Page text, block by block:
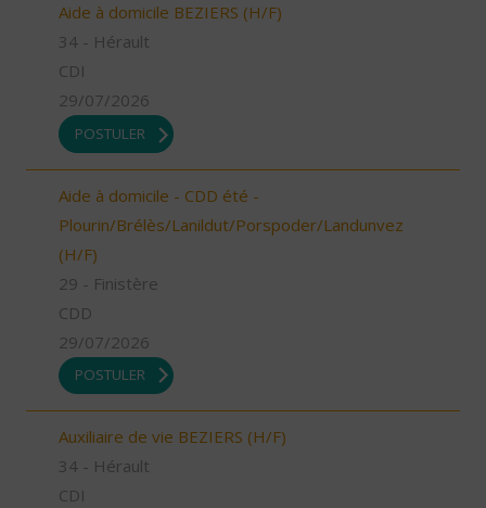
Aide à domicile BEZIERS (H/F)
34 - Hérault
CDI
29/07/2026
POSTULER
Aide à domicile - CDD été -
Plourin/Brélès/Lanildut/Porspoder/Landunvez
(H/F)
29 - Finistère
CDD
29/07/2026
POSTULER
Auxiliaire de vie BEZIERS (H/F)
34 - Hérault
CDI